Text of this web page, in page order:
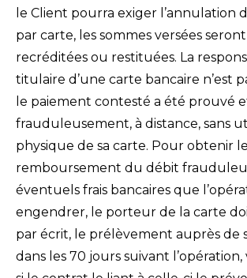
le Client pourra exiger l’annulation
par carte, les sommes versées
recréditées ou restituées. La
titulaire d’une carte bancaire n’est
le paiement contesté a été prouvé
frauduleusement, à distance, sans
physique de sa carte. Pour obtenir le
remboursement du débit
éventuels frais bancaires que
engendrer, le porteur de la carte
par écrit, le prélèvement auprès de
dans les 70 jours suivant l’opération,